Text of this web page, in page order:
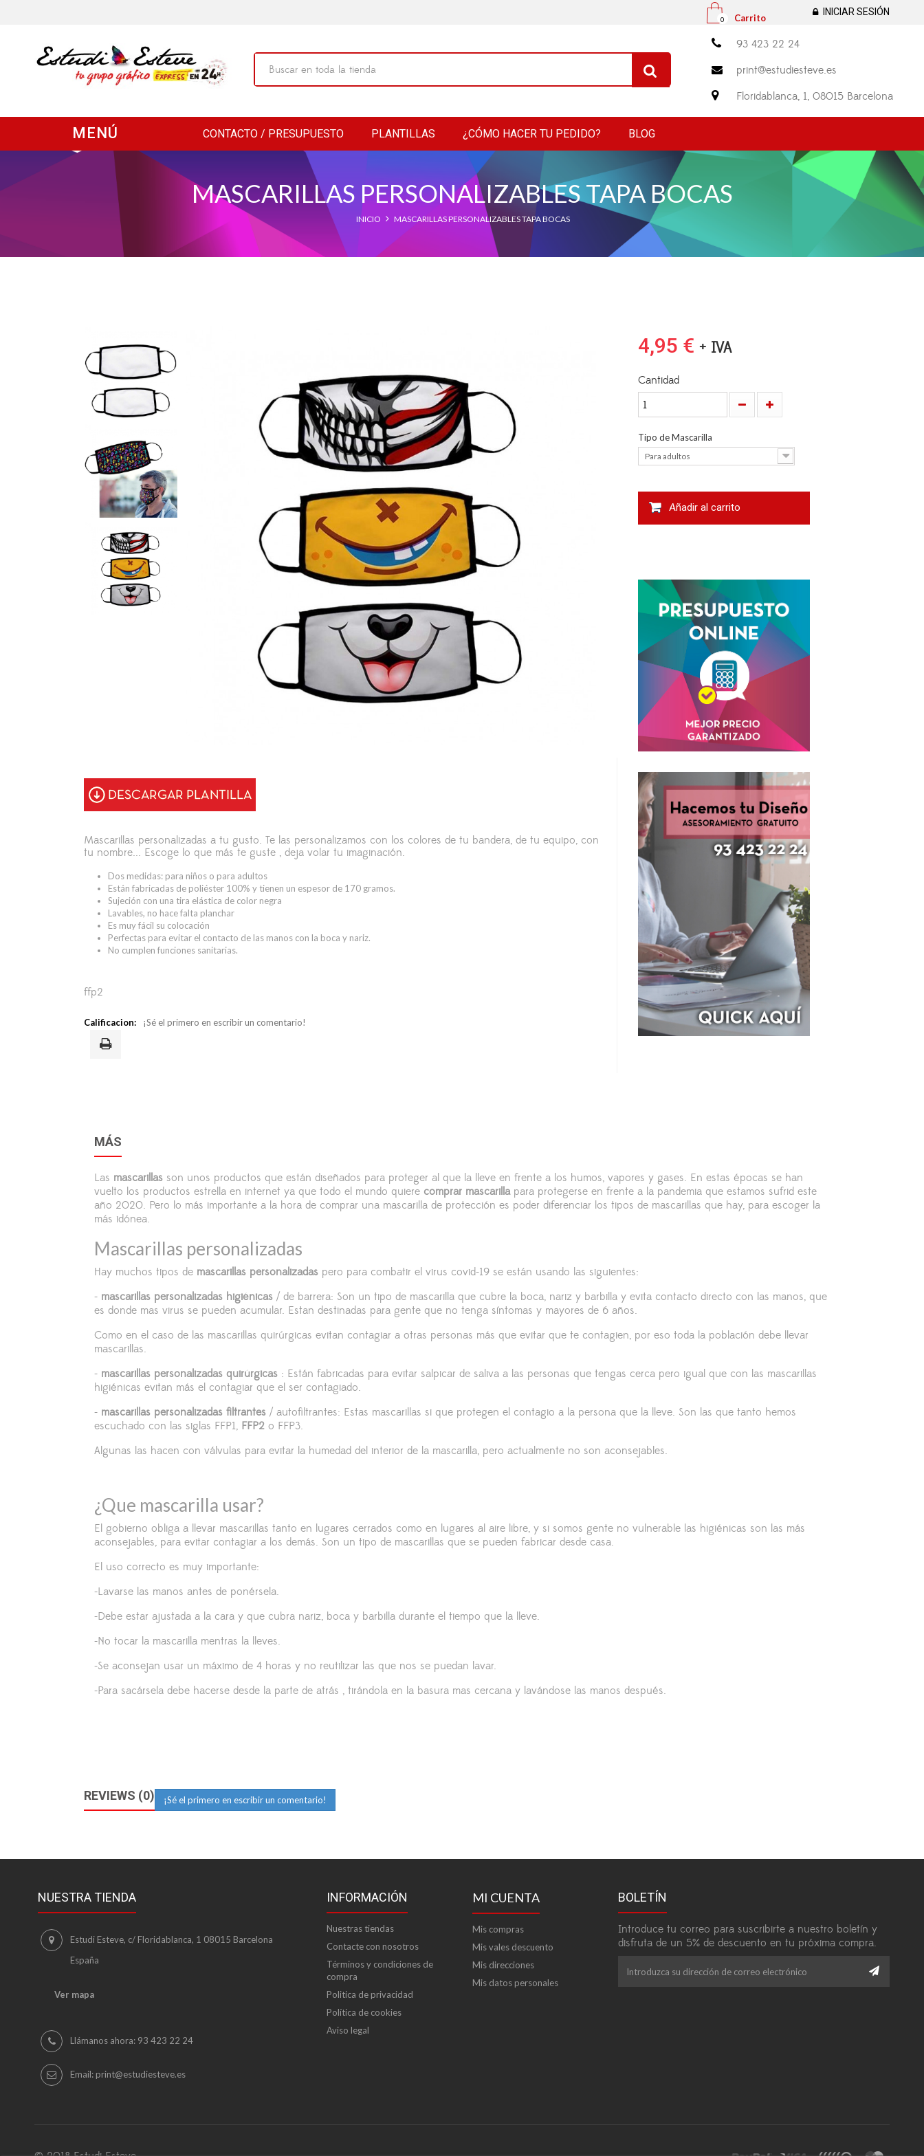
INICIAR SESIÓN
0 Carrito
 93 423 22 24
 print@estudiesteve.es
 Floridablanca, 1, 08015 Barcelona
CONTACTO / PRESUPUESTO PLANTILLAS ¿CÓMO HACER TU PEDIDO? BLOG
MENÚ
MASCARILLAS PERSONALIZABLES TAPA BOCAS
INICIO MASCARILLAS PERSONALIZABLES TAPA BOCAS
Mascarillas personalizadas a tu gusto. Te las personalizamos con los colores de tu bandera, de tu equipo, con
tu nombre... Escoge lo que más te guste , deja volar tu imaginación.
Dos medidas: para niños o para adultos
Están fabricadas de poliéster 100% y tienen un espesor de 170 gramos.
Sujeción con una tira elástica de color negra
Lavables, no hace falta planchar
Es muy fácil su colocación
Perfectas para evitar el contacto de las manos con la boca y nariz.
No cumplen funciones sanitarias.
ffp2
Calificacion: ¡Sé el primero en escribir un comentario!
4,95 € + IVA
Cantidad
Tipo de Mascarilla
Para adultos
Añadir al carrito
MÁS
Las mascarillas son unos productos que están diseñados para proteger al que la lleve en frente a los humos, vapores y gases. En estas épocas se han
vuelto los productos estrella en internet ya que todo el mundo quiere comprar mascarillapara protegerse en frente a la pandemia que estamos sufrid este
año 2020. Pero lo más importante a la hora de comprar una mascarilla de protección es poder diferenciar los tipos de mascarillas que hay, para escoger la
más idónea.
Mascarillas personalizadas
Hay muchos tipos de mascarillas personalizadas pero para combatir el virus covid-19 se están usando las siguientes:
- mascarillas personalizadas higiénicas / de barrera: Son un tipo de mascarilla que cubre la boca, nariz y barbilla y evita contacto directo con las manos, que
es donde mas virus se pueden acumular. Estan destinadas para gente que no tenga síntomas y mayores de 6 años.
Como en el caso de las mascarillas quirúrgicas evitan contagiar a otras personas más que evitar que te contagien, por eso toda la población debe llevar
mascarillas.
- mascarillas personalizadas quirúrgicas : Están fabricadas para evitar salpicar de saliva a las personas que tengas cerca pero igual que con las mascarillas
higiénicas evitan más el contagiar que el ser contagiado.
- mascarillas personalizadas filtrantes / autofiltrantes: Estas mascarillas si que protegen el contagio a la persona que la lleve. Son las que tanto hemos
escuchado con las siglas FFP1, FFP2 o FFP3.
Algunas las hacen con válvulas para evitar la humedad del interior de la mascarilla, pero actualmente no son aconsejables.
¿Que mascarilla usar?
El gobierno obliga a llevar mascarillas tanto en lugares cerrados como en lugares al aire libre, y si somos gente no vulnerable las higiénicas son las más
aconsejables, para evitar contagiar a los demás. Son un tipo de mascarillas que se pueden fabricar desde casa.
El uso correcto es muy importante:
-Lavarse las manos antes de ponérsela.
-Debe estar ajustada a la cara y que cubra nariz, boca y barbilla durante el tiempo que la lleve.
-No tocar la mascarilla mentras la lleves.
-Se aconsejan usar un máximo de 4 horas y no reutilizar las que nos se puedan lavar.
-Para sacársela debe hacerse desde la parte de atrás , tirándola en la basura mas cercana y lavándose las manos después.
REVIEWS (0) ¡Sé el primero en escribir un comentario!
NUESTRA TIENDA
Estudi Esteve, c/ Floridablanca, 1 08015 Barcelona
España
Ver mapa
Llámanos ahora: 93 423 22 24
Email: print@estudiesteve.es
INFORMACIÓN
Nuestras tiendas
Contacte con nosotros
Términos y condiciones de
compra
Politica de privacidad
Política de cookies
Aviso legal
MI CUENTA
Mis compras
Mis vales descuento
Mis direcciones
Mis datos personales
BOLETÍN
Introduce tu correo para suscribirte a nuestro boletín y
disfruta de un 5% de descuento en tu próxima compra.